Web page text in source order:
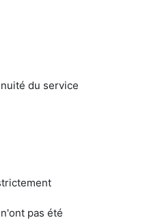
du service
pas été